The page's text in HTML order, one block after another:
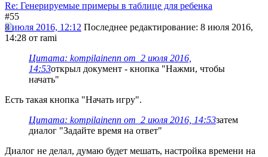
Re: Генерируемые примеры в таблице для ребенка
#55
8 июля 2016, 12:12 Последнее редактирование: 8 июля 2016,
14:28 от rami
Цитата: kompilainenn от 2 июля 2016,
14:53открыл документ - кнопка "Нажми, чтобы
начать"
Есть такая кнопка "Начать игру".
Цитата: kompilainenn от 2 июля 2016, 14:53затем
диалог "Задайте время на ответ"
Диалог не делал, думаю будет мешать, настройка времени на